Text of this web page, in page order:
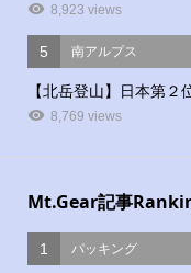
8,923 views
5 南アルプス
【北岳登山】日本第
8,769 views
Mt.Gear記事
1 パッキング